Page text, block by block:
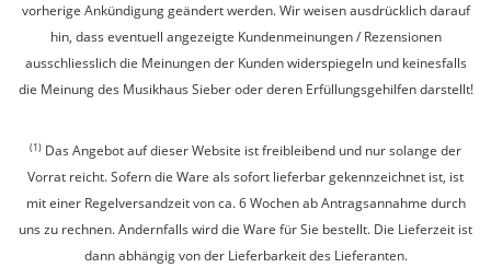
vorherige Ankündigung geändert werden. Wir weisen ausdrücklich darauf
hin, dass eventuell angezeigte Kundenmeinungen / Rezensionen
ausschliesslich die Meinungen der Kunden widerspiegeln und keinesfalls
die Meinung des Musikhaus Sieber oder deren Erfüllungsgehilfen darstellt!
(1) Das Angebot auf dieser Website ist freibleibend und nur solange der
Vorrat reicht. Sofern die Ware als sofort lieferbar gekennzeichnet ist, ist
mit einer Regelversandzeit von ca. 6 Wochen ab Antragsannahme durch
uns zu rechnen. Andernfalls wird die Ware für Sie bestellt. Die Lieferzeit ist
dann abhängig von der Lieferbarkeit des Lieferanten.